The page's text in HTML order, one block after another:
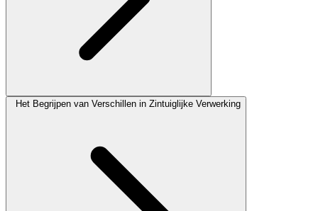
Het Begrijpen van Verschillen in Zintuiglijke Verwerking